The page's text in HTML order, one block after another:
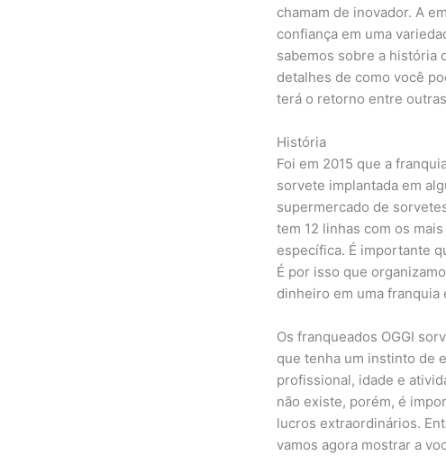
chamam de inovador. A
confiança em uma
sabemos sobre a história
detalhes de como você
terá o retorno entre
História
Foi em 2015 que a
sorvete implantada em
supermercado de
tem 12 linhas com os
específica. É importante
É por isso que
dinheiro em uma franquia
Os franqueados OGGI
que tenha um instinto de
profissional, idade e
não existe, porém, é
lucros extraordinários.
vamos agora mostrar a